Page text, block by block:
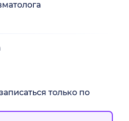
только по